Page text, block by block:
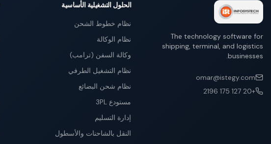
The technology software for
shipping, terminal, and logistics
businesses.
omar@istegy.com
+20 127 175 2196
الحلول التشغيلية الأساسية
نظام خطوط الشحن
نظام الوكالة
وكالة السفن (ترامب)
نظام التشغيل الطرفي
نظام شحن البضائع
مستودع 3PL
إدارة التسليم
النقل بالشاحنات والأسطول